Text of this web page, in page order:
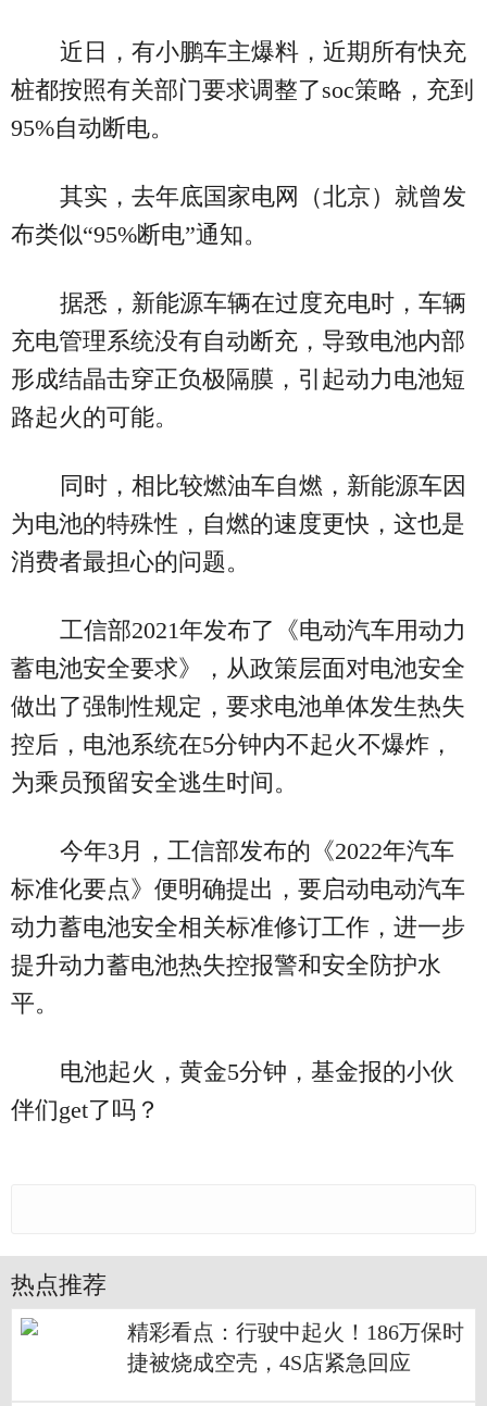
近日，有小鹏车主爆料，近期所有快充
桩都按照有关部门要求调整了soc策略，充到
95%自动断电。
其实，去年底国家电网（北京）就曾发
布类似“95%断电”通知。
据悉，新能源车辆在过度充电时，车辆
充电管理系统没有自动断充，导致电池内部
形成结晶击穿正负极隔膜，引起动力电池短
路起火的可能。
同时，相比较燃油车自燃，新能源车因
为电池的特殊性，自燃的速度更快，这也是
消费者最担心的问题。
工信部2021年发布了《电动汽车用动力
蓄电池安全要求》，从政策层面对电池安全
做出了强制性规定，要求电池单体发生热失
控后，电池系统在5分钟内不起火不爆炸，
为乘员预留安全逃生时间。
今年3月，工信部发布的《2022年汽车
标准化要点》便明确提出，要启动电动汽车
动力蓄电池安全相关标准修订工作，进一步
提升动力蓄电池热失控报警和安全防护水
平。
电池起火，黄金5分钟，基金报的小伙
伴们get了吗？
热点推荐
精彩看点：行驶中起火！186万保时
捷被烧成空壳，4S店紧急回应